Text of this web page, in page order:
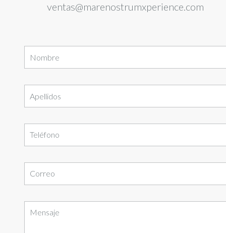
ventas@marenostrumxperience.com
Nombre
Apellidos
Teléfono
Correo
Mensaje